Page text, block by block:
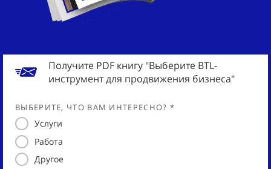
Получите PDF книгу "Выберите BTL-
инструмент для продвижения бизнеса"
ВЫБЕРИТЕ, ЧТО ВАМ ИНТЕРЕСНО? *
Услуги
Работа
Другое